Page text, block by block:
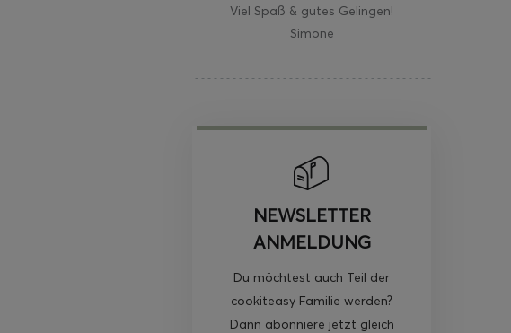
Viel Spaß & gutes Gelingen!
Simone
NEWSLETTER
ANMELDUNG
Du möchtest auch Teil der
cookiteasy Familie werden?
Dann abonniere jetzt gleich